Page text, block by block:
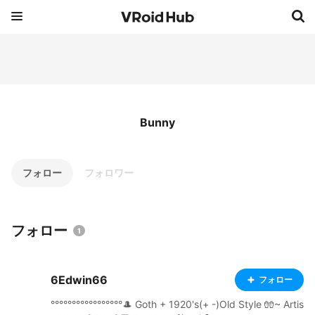
Bunny
フォロー フォロワー
フォロー 1
6Edwin66 フォロー
°°°°°°°°°°°°°°°°°🎩 Goth + 1920's(+ -)Old Style 🧤~ Artis